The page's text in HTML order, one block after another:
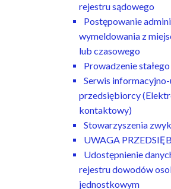
rejestru sądowego
Postępowanie
wymeldowania z
lub czasowego
Prowadzenie
Serwis informacyjno-
przedsiębiorcy
kontaktowy)
Stowarzyszenia
UWAGA
Udostępnienie
rejestru dowodów
jednostkowym